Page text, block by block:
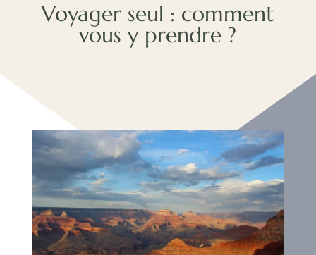
Voyager seul : comment
vous y prendre ?